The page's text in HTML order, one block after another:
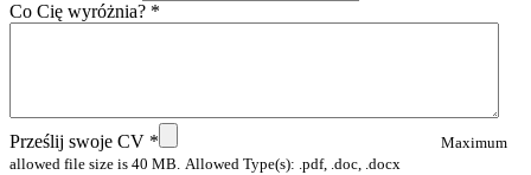
Co Cię wyróżnia? *
Prześlij swoje CV *
Maximum
allowed file size is 40 MB. Allowed Type(s): .pdf, .doc, .docx